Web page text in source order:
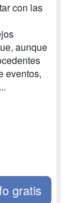
con las
aunque
eventos,
gratis